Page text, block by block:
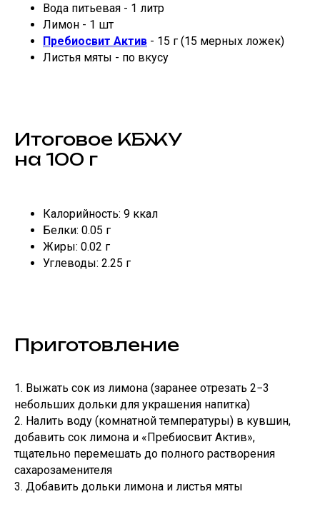
Вода питьевая - 1 литр
Лимон - 1 шт
Пребиосвит Актив - 15 г (15 мерных ложек)
Листья мяты - по вкусу
Итоговое КБЖУ
на 100 г
Калорийность: 9 ккал
Белки: 0.05 г
Жиры: 0.02 г
Углеводы: 2.25 г
Приготовление
1. Выжать сок из лимона (заранее отрезать 2−3
небольших дольки для украшения напитка)
2. Налить воду (комнатной температуры) в кувшин,
добавить сок лимона и «Пребиосвит Актив»,
тщательно перемешать до полного растворения
сахарозаменителя
3. Добавить дольки лимона и листья мяты